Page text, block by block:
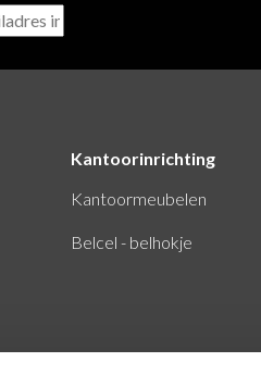
Kantoorinrichting
Kantoormeubelen
Belcel - belhokje